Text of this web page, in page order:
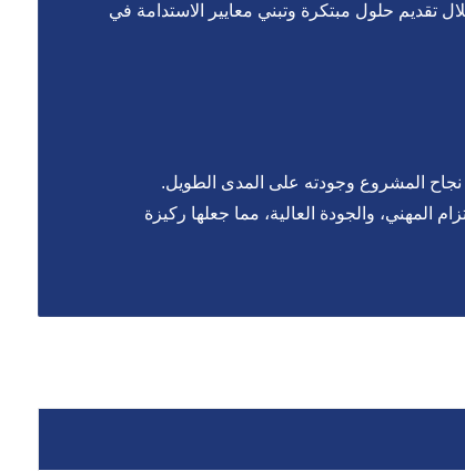
تقديم حلول مبتكرة وتبني معايير الاستدامة في
نجاح المشروع وجودته على المدى الطويل.
المهني، والجودة العالية، مما جعلها ركيزة